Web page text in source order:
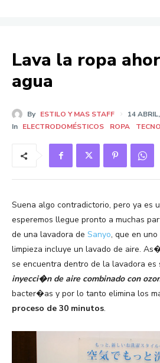
Lava la ropa
agua
By ESTILO Y MAS STAFF
14
In ELECTRODOMÉSTICOS ROPA
Suena algo contradictorio, pero ya es
esperemos llegue pronto a muchas
de una lavadora de Sanyo, que en
limpieza incluye un lavado de aire.
se encuentra dentro de la lavadora es
inyecci�n de aire combinado con
bacter�as y por lo tanto elimina los
proceso de 30 minutos.